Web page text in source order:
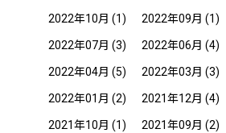
2022年10月 (1) 2022年09月 (1)
2022年07月 (3) 2022年06月 (4)
2022年04月 (5) 2022年03月 (3)
2022年01月 (2) 2021年12月 (4)
2021年10月 (1) 2021年09月 (2)